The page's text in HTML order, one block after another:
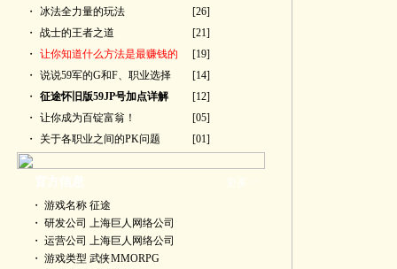
・
冰法全力量的玩法
[26]
・
战士的王者之道
[21]
・
让你知道什么方法是最赚钱的
[19]
・
说说59军的G和F、职业选择
[14]
・
征途怀旧版59JP号加点详解
[12]
・
让你成为百锭富翁！
[05]
・
关于各职业之间的PK问题 [01]
・ 游戏名称 征途
・ 研发公司 上海巨人网络公司
・ 运营公司 上海巨人网络公司
・ 游戏类型 武侠MMORPG